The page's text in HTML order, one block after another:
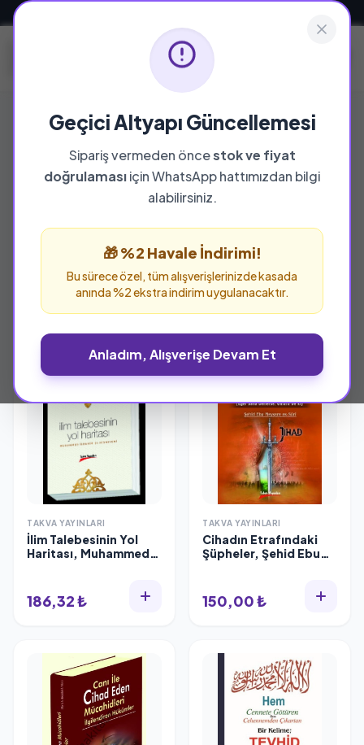
Geçici Altyapı Güncellemesi
Sipariş vermeden öncestok ve fiyat
doğrulamasıiçin WhatsApp hattımızdan bilgi
alabilirsiniz.
🎁 %2 Havale İndirimi!
Bu sürece özel, tüm alışverişlerinizde kasada
anında %2 ekstra indirim uygulanacaktır.
Anladım, Alışverişe Devam Et
YAYINEVI
Takva Yayınları
Takva Yayınları yayınevine ait tüm eserleri bu
sayfada inceleyebilir ve güvenle sipariş
TAKVA YAYINLARI
İlim Talebesinin Yol
Haritası, Muhammed
186,32 ₺
TAKVA YAYINLARI
Cihadın Etrafındaki
Şüpheler, Şehid Ebu
150,00 ₺